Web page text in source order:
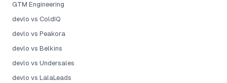
GTM Engineering
devlo vs ColdIQ
devlo vs Peakora
devlo vs Belkins
devlo vs Undersales
devlo vs LalaLeads